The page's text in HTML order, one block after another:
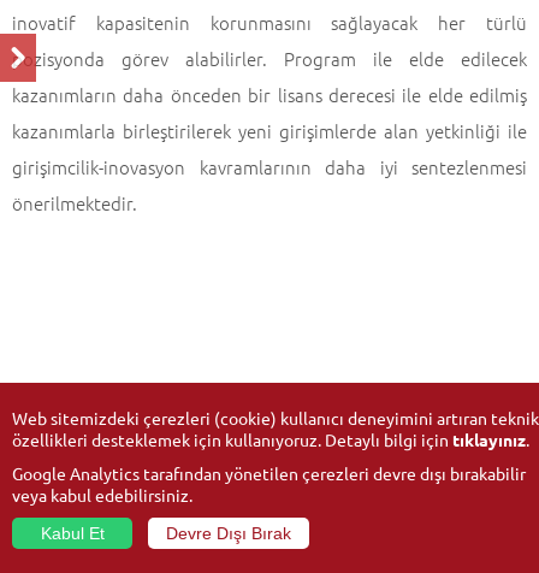
inovatif kapasitenin korunmasını sağlayacak her türlü
pozisyonda görev alabilirler. Program ile elde edilecek
kazanımların daha önceden bir lisans derecesi ile elde edilmiş
kazanımlarla birleştirilerek yeni girişimlerde alan yetkinliği ile
girişimcilik-inovasyon kavramlarının daha iyi sentezlenmesi
önerilmektedir.
Web sitemizdeki çerezleri (cookie) kullanıcı deneyimini artıran teknik
özellikleri desteklemek için kullanıyoruz. Detaylı bilgi için tıklayınız.
Google Analytics tarafından yönetilen çerezleri devre dışı bırakabilir
veya kabul edebilirsiniz.
Kabul Et
Devre Dışı Bırak
© 2026Anadolu Üniversitesi- Tüm hakları saklıdır.